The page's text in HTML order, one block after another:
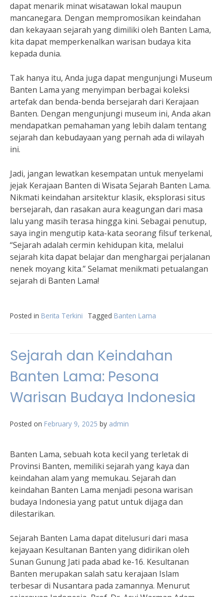
dapat menarik minat wisatawan lokal maupun
mancanegara. Dengan mempromosikan keindahan
dan kekayaan sejarah yang dimiliki oleh Banten Lama,
kita dapat memperkenalkan warisan budaya kita
kepada dunia.
Tak hanya itu, Anda juga dapat mengunjungi Museum
Banten Lama yang menyimpan berbagai koleksi
artefak dan benda-benda bersejarah dari Kerajaan
Banten. Dengan mengunjungi museum ini, Anda akan
mendapatkan pemahaman yang lebih dalam tentang
sejarah dan kebudayaan yang pernah ada di wilayah
ini.
Jadi, jangan lewatkan kesempatan untuk menyelami
jejak Kerajaan Banten di Wisata Sejarah Banten Lama.
Nikmati keindahan arsitektur klasik, eksplorasi situs
bersejarah, dan rasakan aura keagungan dari masa
lalu yang masih terasa hingga kini. Sebagai penutup,
saya ingin mengutip kata-kata seorang filsuf terkenal,
“Sejarah adalah cermin kehidupan kita, melalui
sejarah kita dapat belajar dan menghargai perjalanan
nenek moyang kita.” Selamat menikmati petualangan
sejarah di Banten Lama!
Posted in Berita Terkini Tagged Banten Lama
Sejarah dan Keindahan
Banten Lama: Pesona
Warisan Budaya Indonesia
Posted on February 9, 2025 by admin
Banten Lama, sebuah kota kecil yang terletak di
Provinsi Banten, memiliki sejarah yang kaya dan
keindahan alam yang memukau. Sejarah dan
keindahan Banten Lama menjadi pesona warisan
budaya Indonesia yang patut untuk dijaga dan
dilestarikan.
Sejarah Banten Lama dapat ditelusuri dari masa
kejayaan Kesultanan Banten yang didirikan oleh
Sunan Gunung Jati pada abad ke-16. Kesultanan
Banten merupakan salah satu kerajaan Islam
terbesar di Nusantara pada zamannya. Menurut